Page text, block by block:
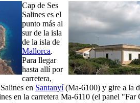
Cap de Ses
Salines es el
punto más al
sur de la isla
de la isla de
Mallorca.
Para llegar
hasta allí por
carretera,
en Santanyí(Ma-6100) y gire a la
en la carretera Ma-6110 (el panel "Far